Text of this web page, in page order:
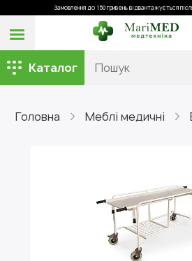
Замовлення до 150 гривень відвантажується
Каталог
Головна Меблі медичні